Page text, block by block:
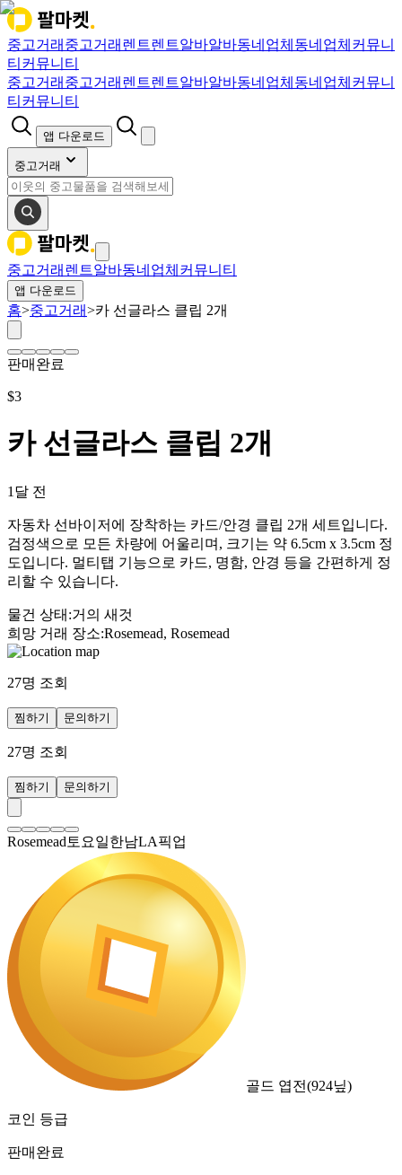
중고거래 중고거래 렌트렌트알바알바동네업체 동네업체 커뮤니
티 커뮤니티
중고거래 중고거래 렌트렌트알바알바동네업체 동네업체 커뮤니
티 커뮤니티
앱 다운로드
중고거래
중고거래 렌트알바동네업체 커뮤니티
앱 다운로드
홈>중고거래>카 선글라스 클립 2개
판매완료
$3
카 선글라스 클립 2개
1달 전
자동차 선바이저에 장착하는 카드/안경 클립 2개 세트입니다.
검정색으로 모든 차량에 어울리며, 크기는 약 6.5cm x 3.5cm 정
도입니다. 멀티탭 기능으로 카드, 명함, 안경 등을 간편하게 정
리할 수 있습니다.
물건 상태 :거의 새것
희망 거래 장소:Rosemead, Rosemead
27명 조회
찜하기 문의하기
27명 조회
찜하기 문의하기
Rosemead토요일한남LA픽업
골드 엽전(924닢)
코인 등급
판매완료